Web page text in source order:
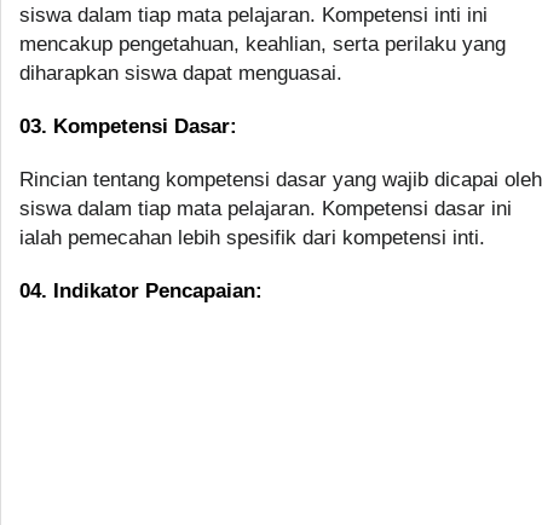
siswa dalam tiap mata pelajaran. Kompetensi inti ini
mencakup pengetahuan, keahlian, serta perilaku yang
diharapkan siswa dapat menguasai.
03. Kompetensi Dasar:
Rincian tentang kompetensi dasar yang wajib dicapai oleh
siswa dalam tiap mata pelajaran. Kompetensi dasar ini
ialah pemecahan lebih spesifik dari kompetensi inti.
04. Indikator Pencapaian: